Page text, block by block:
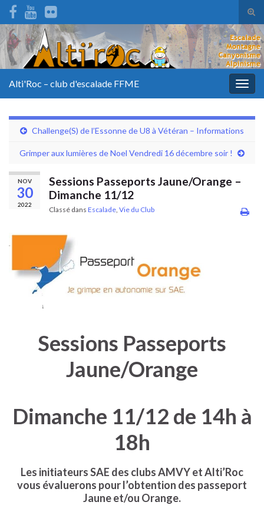
Alti'Roc – club d'escalade FFME
Challenge(S) de l’Essonne de U8 à Vétéran – Informations
Grimper aux lumières de Noel Vendredi 16 décembre soir !
NOV
30
2022
Sessions Passeports Jaune/Orange –
Dimanche 11/12
Classé dans Escalade Vie du Club
Sessions Passeports
Jaune/Orange
Dimanche 11/12 de 14h à
18h
Les initiateurs SAE des clubs AMVY et Alti’Roc
vous évaluerons pour l’obtention des passeport
Jaune et/ou Orange.